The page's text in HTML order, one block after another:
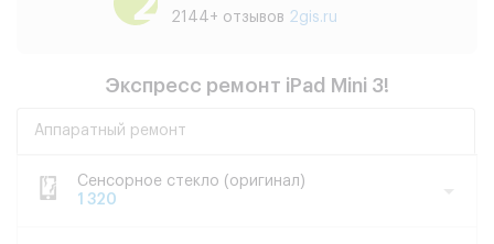
2144+ отзывов 2gis.ru
Экспресс ремонт iPad Mini 3!
Аппаратный ремонт
Сенсорное стекло (оригинал)
1 320